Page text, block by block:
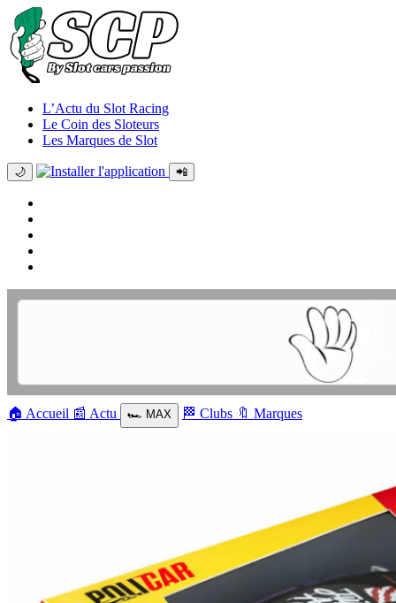
L’Actu du Slot Racing
Le Coin des Sloteurs
Les Marques de Slot
🌙 📲
🏠 Accueil 📰 Actu 🏎️ MAX 🏁 Clubs 🔖 Marques